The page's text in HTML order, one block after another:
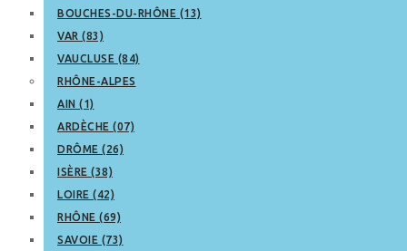
BOUCHES-DU-RHÔNE (13)
VAR (83)
VAUCLUSE (84)
RHÔNE-ALPES
AIN (1)
ARDÈCHE (07)
DRÔME (26)
ISÈRE (38)
LOIRE (42)
RHÔNE (69)
SAVOIE (73)